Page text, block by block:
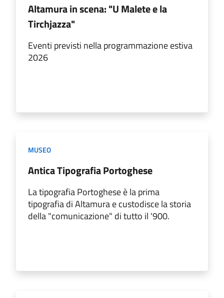
Altamura in scena: "U Malete e la
Tirchjazza"
Eventi previsti nella programmazione estiva
2026
MUSEO
Antica Tipografia Portoghese
La tipografia Portoghese è la prima
tipografia di Altamura e custodisce la storia
della "comunicazione" di tutto il '900.